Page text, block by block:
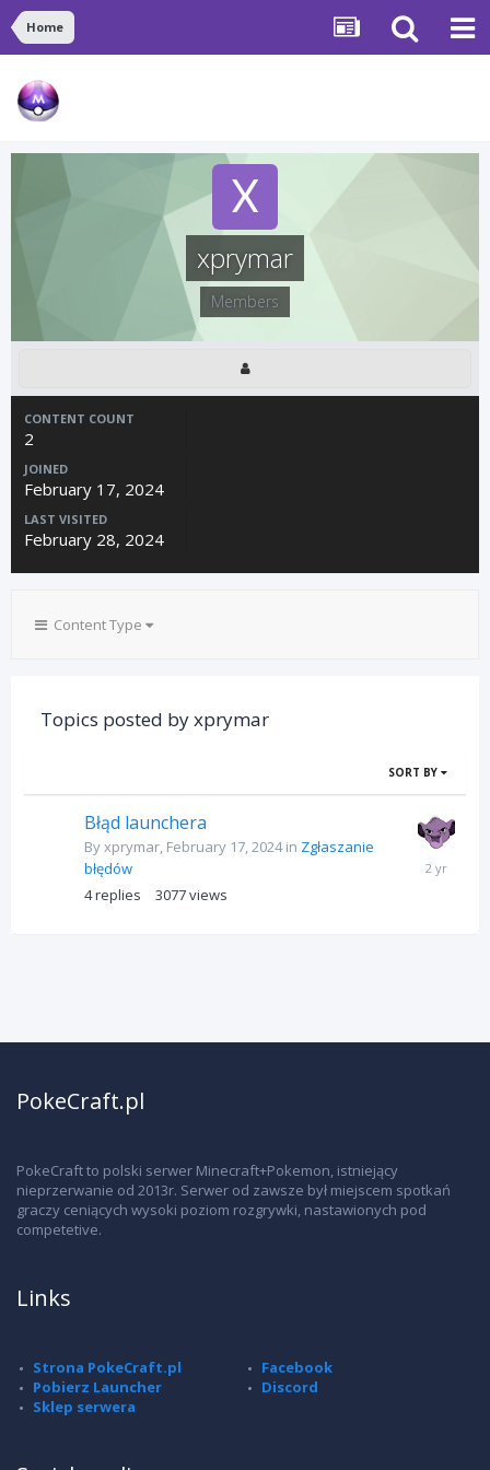
Home
xprymar
Members
CONTENT COUNT
2
JOINED
February 17, 2024
LAST VISITED
February 28, 2024
Content Type
Topics posted by xprymar
SORT BY
Błąd launchera
Byxprymar, February 17, 2024in Zgłaszanie
błędów
4replies 3077views
February
29,
PokeCraft.pl
PokeCraft to polski serwer Minecraft+Pokemon, istniejący
nieprzerwanie od 2013r. Serwer od zawsze był miejscem spotkań
graczy ceniących wysoki poziom rozgrywki, nastawionych pod
competetive.
Links
Strona PokeCraft.pl
Pobierz Launcher
Sklep serwera
Facebook
Discord